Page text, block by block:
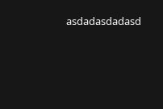
asdadasdadasd